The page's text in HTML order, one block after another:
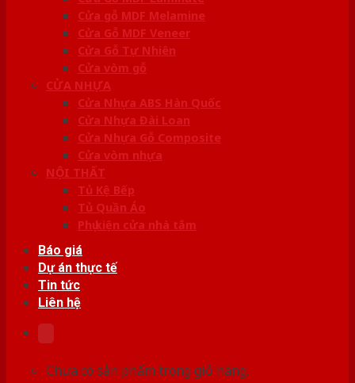
Cửa gỗ MDF Melamine
Cửa Gỗ MDF Veneer
Cửa Gỗ Tự Nhiên
Cửa vòm gỗ
CỬA NHỰA
Cửa Nhựa ABS Hàn Quốc
Cửa Nhựa Đài Loan
Cửa Nhựa Gỗ Composite
Cửa vòm nhựa
NỘI THẤT
Tủ Kệ Bếp
Tủ Quần Áo
Phụ kiện cửa nhà tắm
Báo giá
Dự án thực tế
Tin tức
Liên hệ
Chưa có sản phẩm trong giỏ hàng.